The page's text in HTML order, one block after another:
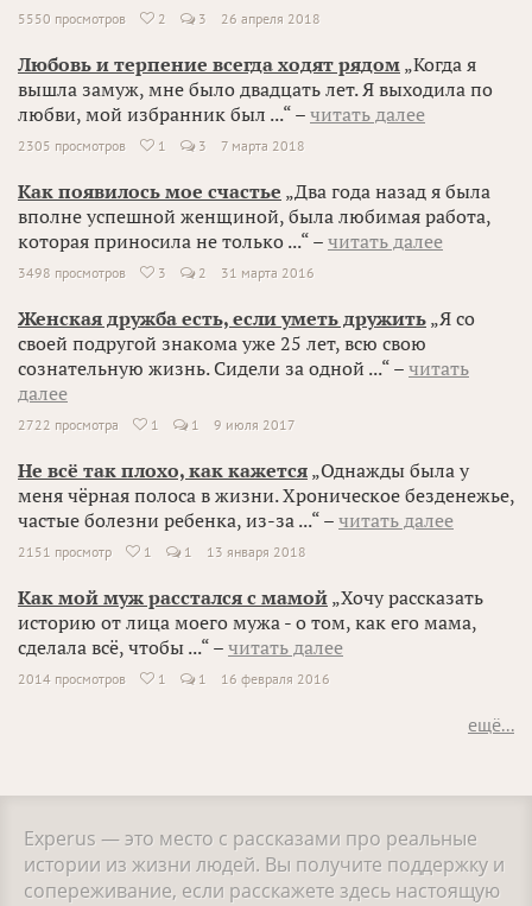
5550 просмотров  2 3 26 апреля 2018
Любовь и терпение всегда ходят рядом „Когда я
вышла замуж, мне было двадцать лет. Я выходила по
любви, мой избранник был ...“ – читать далее
2305 просмотров  1 3 7 марта 2018
Как появилось мое счастье „Два года назад я была
вполне успешной женщиной, была любимая работа,
которая приносила не только ...“ – читать далее
3498 просмотров  3 2 31 марта 2016
Женская дружба есть, если уметь дружить „Я со
своей подругой знакома уже 25 лет, всю свою
сознательную жизнь. Сидели за одной ...“ – читать
далее
2722 просмотра  1 1 9 июля 2017
Не всё так плохо, как кажется „Однажды была у
меня чёрная полоса в жизни. Хроническое безденежье,
частые болезни ребенка, из-за ...“ – читать далее
2151 просмотр  1 1 13 января 2018
Как мой муж расстался с мамой „Хочу рассказать
историю от лица моего мужа - о том, как его мама,
сделала всё, чтобы ...“ – читать далее
2014 просмотров  1 1 16 февраля 2016
ещё...
Experus — это место с рассказами про реальные
истории из жизни людей. Вы получите поддержку и
сопереживание, если расскажете здесь настоящую